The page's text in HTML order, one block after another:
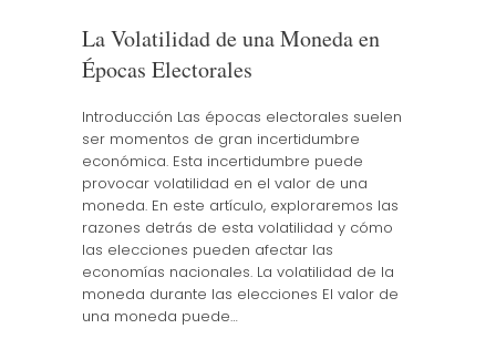
La Volatilidad de una Moneda en
Épocas Electorales
Introducción Las épocas electorales suelen
ser momentos de gran incertidumbre
económica. Esta incertidumbre puede
provocar volatilidad en el valor de una
moneda. En este artículo, exploraremos las
razones detrás de esta volatilidad y cómo
las elecciones pueden afectar las
economías nacionales. La volatilidad de la
moneda durante las elecciones El valor de
una moneda puede…